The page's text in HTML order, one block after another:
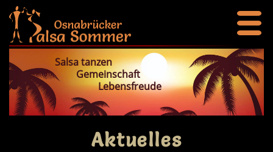
Salsa tanzen
Gemeinschaft
Lebensfreude
Aktuelles